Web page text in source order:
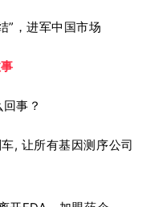
”，进军中国市场
事？
, 让所有基因测序公司